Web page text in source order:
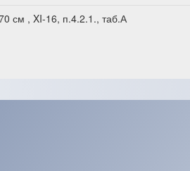
см , XI-16, п.4.2.1., таб.А